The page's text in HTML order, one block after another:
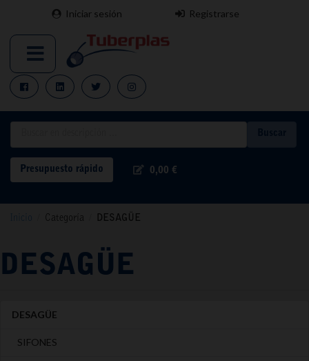
Iniciar sesión Registrarse
Presupuesto rápido 0,00 €
Categoría DESAGÜE
DESAGÜE
DESAGÜE
SIFONES